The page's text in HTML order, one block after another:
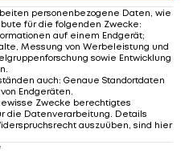
personenbezogene Daten, wie
für die folgenden Zwecke:
auf einem Endgerät;
Messung von Werbeleistung und
sowie Entwicklung
.
auch: Genaue Standortdaten
Endgeräten.
Zwecke berechtigtes
die Datenverarbeitung. Details
auszuüben, sind hier